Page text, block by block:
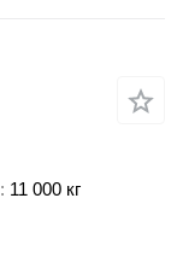
11 000 кг